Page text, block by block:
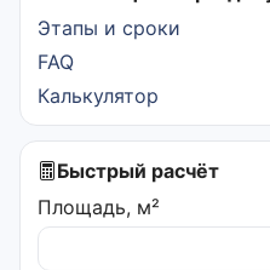
Этапы и сроки
FAQ
Калькулятор
Быстрый расчёт
Площадь, м²